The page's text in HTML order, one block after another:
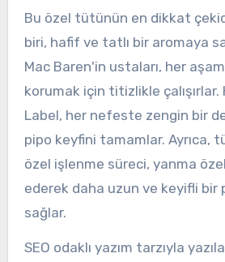
Bu özel tütünün en dikkat
biri, hafif ve tatlı bir aromaya
Mac Baren'in ustaları, her
korumak için titizlikle çalışırlar.
Label, her nefeste zengin bir
pipo keyfini tamamlar. Ayrıca,
özel işlenme süreci, yanma
ederek daha uzun ve keyifli bir
sağlar.
SEO odaklı yazım tarzıyla